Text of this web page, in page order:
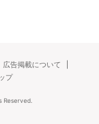
広告掲載について
プ
Reserved.